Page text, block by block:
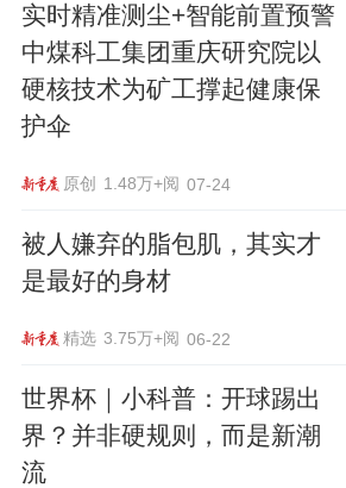
实时精准测尘+智能前置预警
中煤科工集团重庆研究院以
硬核技术为矿工撑起健康保
护伞
原创 1.48万+阅 07-24
被人嫌弃的脂包肌，其实才
是最好的身材
精选 3.75万+阅 06-22
世界杯｜小科普：开球踢出
界？并非硬规则，而是新潮
流